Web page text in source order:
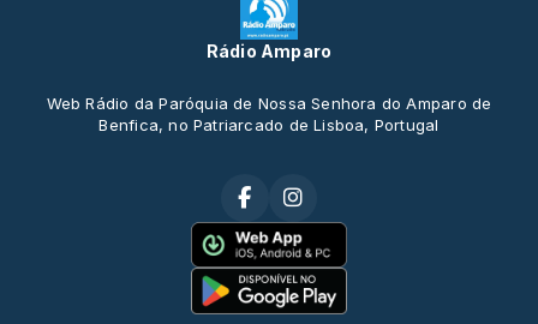
Rádio Amparo
Web Rádio da Paróquia de Nossa Senhora do Amparo de
Benfica, no Patriarcado de Lisboa, Portugal